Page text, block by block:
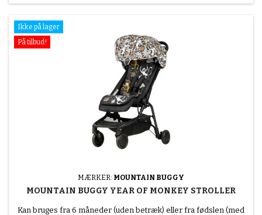
Ikke på lager
På tilbud!
MÆRKER: MOUNTAIN BUGGY
MOUNTAIN BUGGY YEAR OF MONKEY STROLLER
Kan bruges fra 6 måneder (uden betræk) eller fra fødslen (med